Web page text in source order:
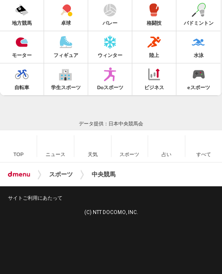
地方競馬 卓球 バレー 格闘技 バドミントン
モーター フィギュア ウィンター 陸上 水泳
自転車 学生スポーツ Doスポーツ ビジネス eスポーツ
データ提供：日本中央競馬会
TOP ニュース 天気 スポーツ 占い すべて
スポーツ 中央競馬
サイトご利用にあたって
(C) NTT DOCOMO, INC.